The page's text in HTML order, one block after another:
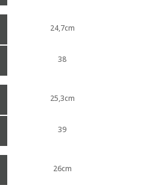
24,7cm
38
25,3cm
39
26cm